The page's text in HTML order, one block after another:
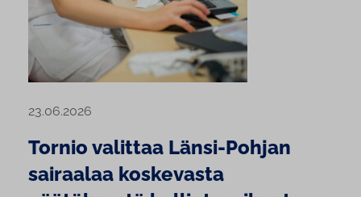
23.06.2026
Tornio valittaa Länsi-Pohjan
sairaalaa koskevasta